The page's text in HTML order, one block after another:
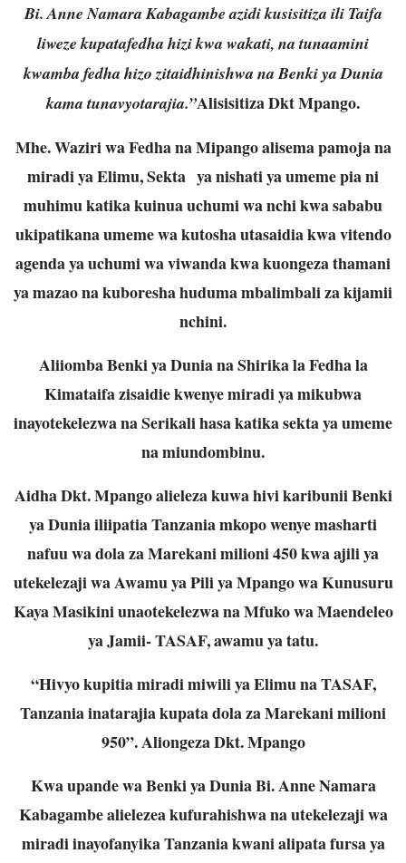
Bi. Anne Namara Kabagambe azidi kusisitiza ili Taifa
liweze kupatafedha hizi kwa wakati, na tunaamini
kwamba fedha hizo zitaidhinishwa na Benki ya Dunia
kama tunavyotarajia.”Alisisitiza Dkt Mpango.
Mhe. Waziri wa Fedha na Mipango alisema pamoja na
miradi ya Elimu, Sekta ya nishati ya umeme pia ni
muhimu katika kuinua uchumi wa nchi kwa sababu
ukipatikana umeme wa kutosha utasaidia kwa vitendo
agenda ya uchumi wa viwanda kwa kuongeza thamani
ya mazao na kuboresha huduma mbalimbali za kijamii
nchini.
Aliiomba Benki ya Dunia na Shirika la Fedha la
Kimataifa zisaidie kwenye miradi ya mikubwa
inayotekelezwa na Serikali hasa katika sekta ya umeme
na miundombinu.
Aidha Dkt. Mpango alieleza kuwa hivi karibunii Benki
ya Dunia iliipatia Tanzania mkopo wenye masharti
nafuu wa dola za Marekani milioni 450 kwa ajili ya
utekelezaji wa Awamu ya Pili ya Mpango wa Kunusuru
Kaya Masikini unaotekelezwa na Mfuko wa Maendeleo
ya Jamii- TASAF, awamu ya tatu.
“Hivyo kupitia miradi miwili ya Elimu na TASAF,
Tanzania inatarajia kupata dola za Marekani milioni
950”. Aliongeza Dkt. Mpango
Kwa upande wa Benki ya Dunia Bi. Anne Namara
Kabagambe alielezea kufurahishwa na utekelezaji wa
miradi inayofanyika Tanzania kwani alipata fursa ya